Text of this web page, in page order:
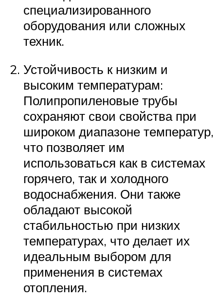
специализированного
оборудования или сложных
техник.
Устойчивость к низким и
высоким температурам:
Полипропиленовые трубы
сохраняют свои свойства при
широком диапазоне температур,
что позволяет им
использоваться как в системах
горячего, так и холодного
водоснабжения. Они также
обладают высокой
стабильностью при низких
температурах, что делает их
идеальным выбором для
применения в системах
отопления.